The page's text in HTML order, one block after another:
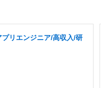
プリエンジニア/高収入/研